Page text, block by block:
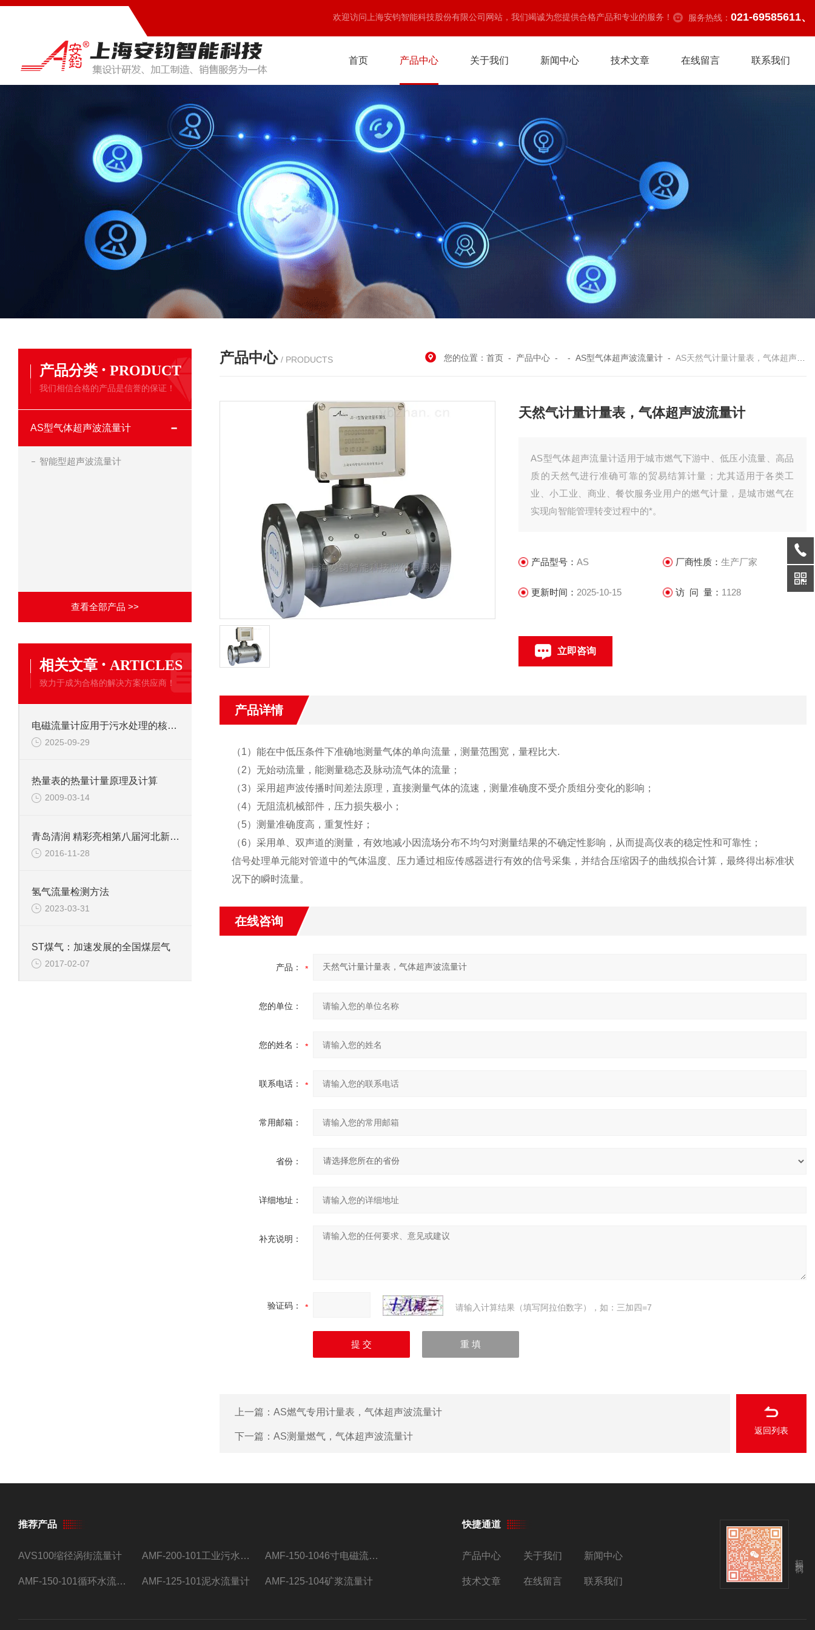
欢迎访问上海安钧智能科技股份有限公司网站，我们竭诚为您提供合格产品和专业的服务！ 服务热线： 021-69585611、
首页 产品中心 关于我们 新闻中心 技术文章 在线留言 联系我们
产品分类 · PRODUCT
我们相信合格的产品是信誉的保证！
AS型气体超声波流量计
智能型超声波流量计
查看全部产品 >>
相关文章 · ARTICLES
致力于成为合格的解决方案供应商！
电磁流量计应用于污水处理的核心优势
2025-09-29
热量表的热量计量原理及计算
2009-03-14
青岛清润 精彩亮相第八届河北新风净化展
2016-11-28
氢气流量检测方法
2023-03-31
ST煤气：加速发展的全国煤层气
2017-02-07
产品中心 / PRODUCTS 您的位置：首页 - 产品中心 - -AS型气体超声波流量计 -AS天然气计量计量表，气体超声波流量计
天然气计量计量表，气体超声波流量计
AS型气体超声流量计适用于城市燃气下游中、低压小流量、高品
质的天然气进行准确可靠的贸易结算计量；尤其适用于各类工
业、小工业、商业、餐饮服务业用户的燃气计量，是城市燃气在
实现向智能管理转变过程中的*。
产品型号：AS 厂商性质： 生产厂家
更新时间： 2025-10-15 访 问 量： 1128
立即咨询
产品详情
（1）能在中低压条件下准确地测量气体的单向流量，测量范围宽，量程比大.
（2）无始动流量，能测量稳态及脉动流气体的流量；
（3）采用超声波传播时间差法原理，直接测量气体的流速，测量准确度不受介质组分变化的影响；
（4）无阻流机械部件，压力损失极小；
（5）测量准确度高，重复性好；
（6）采用单、双声道的测量，有效地减小因流场分布不均匀对测量结果的不确定性影响，从而提高仪表的稳定性和可靠性；
信号处理单元能对管道中的气体温度、压力通过相应传感器进行有效的信号采集，并结合压缩因子的曲线拟合计算，最终得出标准状
况下的瞬时流量。
在线咨询
产品：
您的单位：
您的姓名：
联系电话：
常用邮箱：
省份：
详细地址：
补充说明：
验证码： 请输入计算结果（填写阿拉伯数字），如：三加四=7
上一篇： AS燃气专用计量表，气体超声波流量计
下一篇： AS测量燃气，气体超声波流量计
返回列表
推荐产品
AVS100缩径涡街流量计 AMF-200-101工业污水流量计 AMF-150-1046寸电磁流量计
AMF-150-101循环水流量计,电磁流量计 AMF-125-101泥水流量计 AMF-125-104矿浆流量计
快捷通道
产品中心 关于我们 新闻中心
技术文章 在线留言 联系我们